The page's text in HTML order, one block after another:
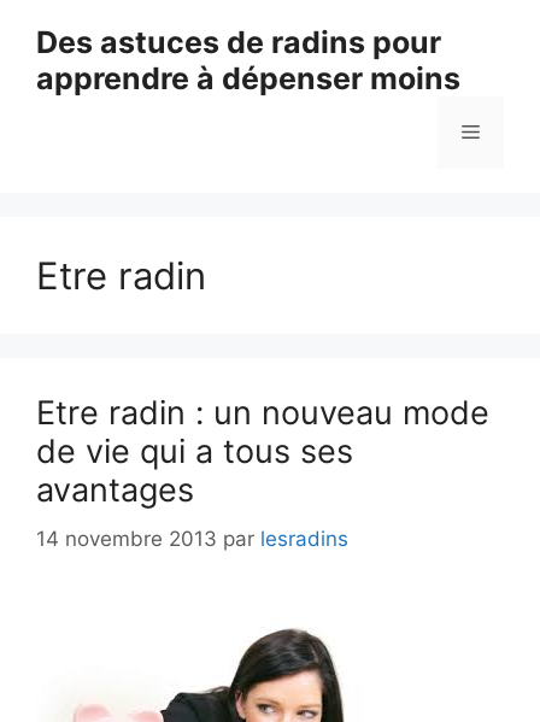
contenu
Des astuces de radins pour
apprendre à dépenser moins
Menu
Etre radin
Etre radin : un nouveau mode
de vie qui a tous ses
avantages
14 novembre 2013 par lesradins